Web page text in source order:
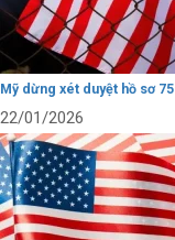
Mỹ dừng xét duyệt hồ sơ
22/01/2026